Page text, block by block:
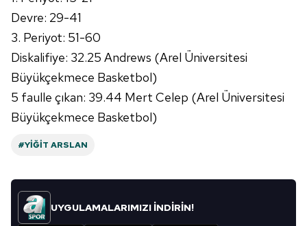
Devre: 29-41
3. Periyot: 51-60
Diskalifiye: 32.25 Andrews (Arel Üniversitesi
Büyükçekmece Basketbol)
5 faulle çıkan: 39.44 Mert Celep (Arel Üniversitesi
Büyükçekmece Basketbol)
#YIĞIT ARSLAN
UYGULAMALARIMIZI İNDİRİN!